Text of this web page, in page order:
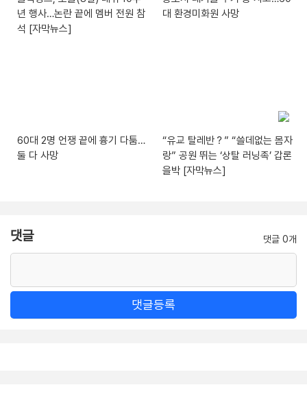
년 행사…논란 끝에 멤버 전원 참
석 [자막뉴스]
대 환경미화원 사망
60대 2명 언쟁 끝에 흉기 다툼…
둘 다 사망
“유교 탈레반？” “쓸데없는 몸자
랑” 공원 뛰는 ‘상탈 러닝족’ 갑론
을박 [자막뉴스]
댓글 댓글 0개
댓글등록